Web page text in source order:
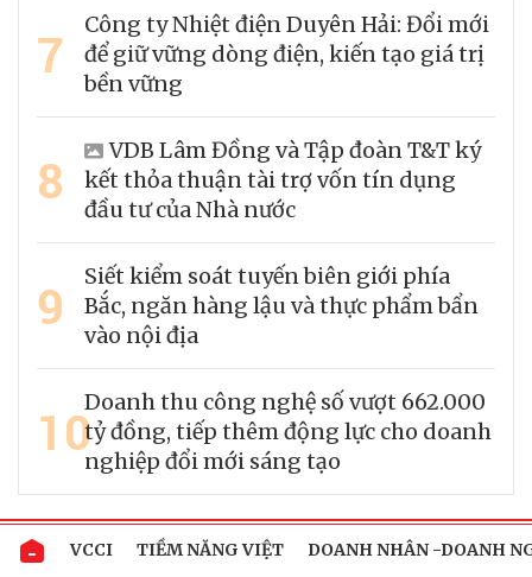
7
Công ty Nhiệt điện Duyên Hải: Đổi mới
để giữ vững dòng điện, kiến tạo giá trị
bền vững
8
VDB Lâm Đồng và Tập đoàn T&T ký
kết thỏa thuận tài trợ vốn tín dụng
đầu tư của Nhà nước
9
Siết kiểm soát tuyến biên giới phía
Bắc, ngăn hàng lậu và thực phẩm bẩn
vào nội địa
10Doanh thu công nghệ số vượt 662.000
tỷ đồng, tiếp thêm động lực cho doanh
nghiệp đổi mới sáng tạo
VCCI TIỀM NĂNG VIỆT DOANH NHÂN -DOANH